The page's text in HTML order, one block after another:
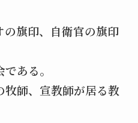
の旗印、自衛官の旗印
ある。
牧師、宣教師が居る教